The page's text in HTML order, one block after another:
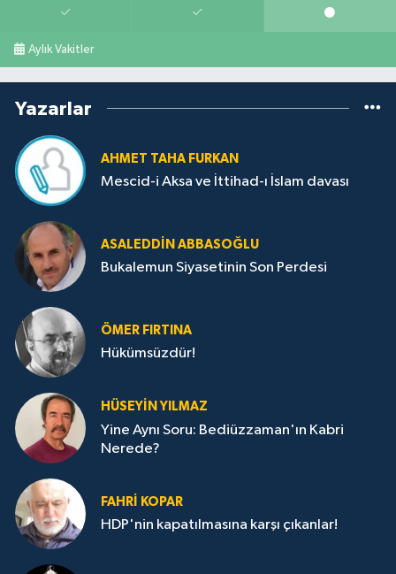
Aylık Vakitler
Yazarlar
AHMET TAHA FURKAN
Mescid-i Aksa ve İttihad-ı İslam davası
ASALEDDIN ABBASOĞLU
Bukalemun Siyasetinin Son Perdesi
ÖMER FIRTINA
Hükümsüzdür!
HÜSEYIN YILMAZ
Yine Aynı Soru: Bediüzzaman'ın Kabri
Nerede?
FAHRI KOPAR
HDP'nin kapatılmasına karşı çıkanlar!